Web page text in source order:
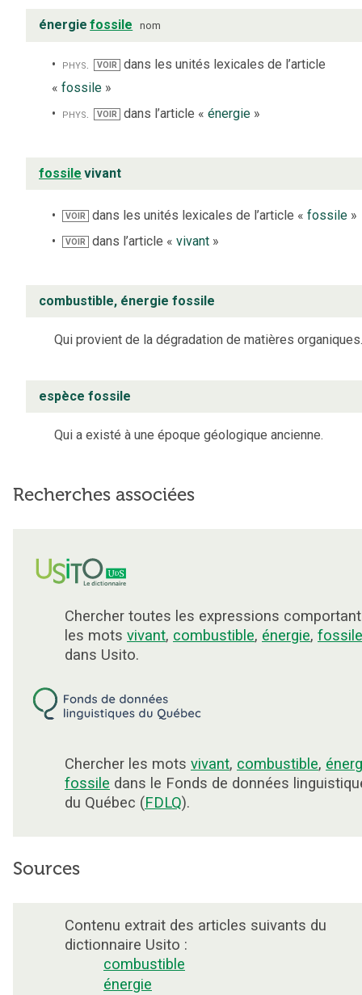
énergie fossile nom
phys. VOIR dans les unités lexicales de l’article
« fossile »
phys.
VOIR dans l’article « énergie»
fossile vivant
VOIR dans les unités lexicales de l’article «fossile »
VOIR dans l’article «vivant »
combustible, énergie fossile
Qui provient de la dégradation de matières
espèce fossile
Qui a existé à une époque géologique ancienne.
Recherches associées
Chercher toutes les expressions comportant
les mots vivant, combustible, énergie, fossile
dans Usito.
Chercher les mots vivant, combustible,
fossile dans le Fonds de données
du Québec (FDLQ).
Sources
Contenu extrait des articles suivants du
dictionnaire Usito :
combustible
énergie